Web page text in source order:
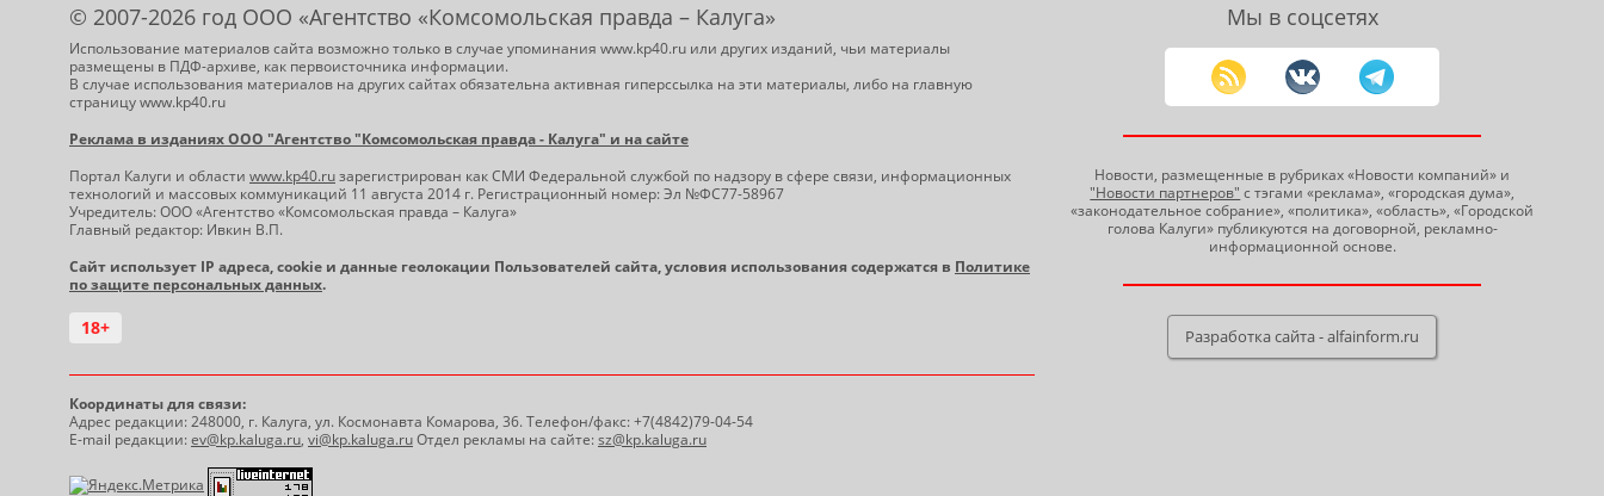
© 2007-2026 год ООО «Агентство «Комсомольская правда – Калуга»
Использование материалов сайта возможно только в случае упоминания www.kp40.ru или других изданий, чьи материалы
размещены в ПДФ-архиве, как первоисточника информации.
В случае использования материалов на других сайтах обязательна активная гиперссылка на эти материалы, либо на главную
страницу www.kp40.ru
Реклама в изданиях ООО "Агентство "Комсомольская правда - Калуга" и на сайте
Портал Калуги и области www.kp40.ruзарегистрирован как СМИ Федеральной службой по надзору в сфере связи, информационных
технологий и массовых коммуникаций 11 августа 2014 г. Регистрационный номер: Эл №ФС77-58967
Учредитель: ООО «Агентство «Комсомольская правда – Калуга»
Главный редактор: Ивкин В.П.
Сайт использует IP адреса, cookie и данные геолокации Пользователей сайта, условия использования содержатся в Политике
по защите персональных данных.
18+
Координаты для связи:
Адрес редакции: 248000, г. Калуга, ул. Космонавта Комарова, 36. Телефон/факс: +7(4842)79-04-54
E-mail редакции:ev@kp.kaluga.ru, vi@kp.kaluga.ruОтдел рекламы на сайте:sz@kp.kaluga.ru
Мы в соцсетях
Новости, размещенные в рубриках «Новости компаний» и
"Новости партнеров" с тэгами «реклама», «городская дума»,
«законодательное собрание», «политика», «область», «Городской
голова Калуги» публикуются на договорной, рекламно-
информационной основе.
Разработка сайта - alfainform.ru